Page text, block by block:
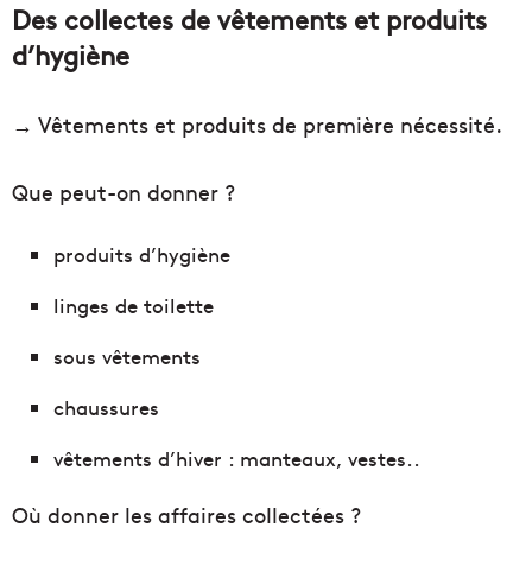
Des collectes de vêtements et produits
d’hygiène
→ Vêtements et produits de première nécessité.
Que peut-on donner ?
produits d’hygiène
linges de toilette
sous vêtements
chaussures
vêtements d’hiver : manteaux, vestes..
Où donner les affaires collectées ?